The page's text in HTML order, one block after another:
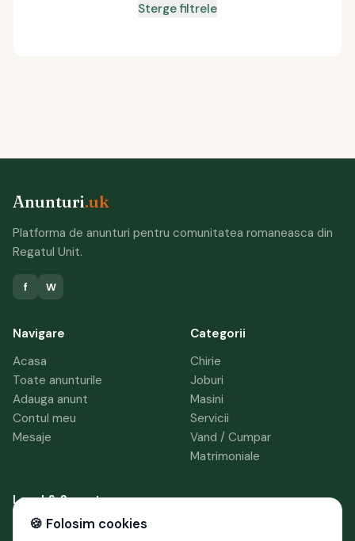
Sterge filtrele
Anunturi.uk
Platforma de anunturi pentru comunitatea romaneasca din
Regatul Unit.
f W
Navigare
Acasa
Toate anunturile
Adauga anunt
Contul meu
Mesaje
Categorii
Chirie
Joburi
Masini
Servicii
Vand / Cumpar
Matrimoniale
Legal & Suport
Termeni si conditii
🍪 Folosim cookies